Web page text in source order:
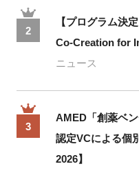
2
【プログラム決
Co-Creation for
ニュース
3
AMED「創薬ベ
認定VCによる個
2026】